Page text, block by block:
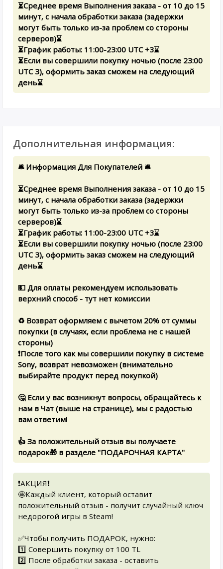
⏳Среднее время Выполнения заказа - от 10 до 15
минут, с начала обработки заказа (задержки
могут быть только из-за проблем со стороны
серверов)⌛️
⏳График работы: 11:00-23:00 UTC +3⌛️
⏳Если вы совершили покупку ночью (после 23:00
UTC 3), оформить заказ сможем на следующий
день⌛️
Дополнительная информация:
🛎 Информация Для Покупателей 🛎
⏳Среднее время Выполнения заказа - от 10 до 15
минут, с начала обработки заказа (задержки
могут быть только из-за проблем со стороны
серверов)⌛️
⏳График работы: 11:00-23:00 UTC +3⌛️
⏳Если вы совершили покупку ночью (после 23:00
UTC 3), оформить заказ сможем на следующий
день⌛️
💵 Для оплаты рекомендуем использовать
верхний способ - тут нет комиссии
♻️ Возврат оформляем с вычетом 20% от суммы
покупки (в случаях, если проблема не с нашей
стороны)
❗️После того как мы совершили покупку в системе
Sony, возврат невозможен (внимательно
выбирайте продукт перед покупкой)
🤔 Если у вас возникнут вопросы, обращайтесь к
нам в Чат (выше на странице), мы с радостью
вам ответим!
👍 За положительный отзыв вы получаете
подарок🎁 в разделе "ПОДАРОЧНАЯ КАРТА"
❗️АКЦИЯ❗️
🤩Каждый клиент, который оставит
положительный отзыв - получит случайный ключ
недорогой игры в Steam!
✅Чтобы получить ПОДАРОК, нужно:
1️⃣ Совершить покупку от 100 TL
2️⃣ После обработки заказа - оставить